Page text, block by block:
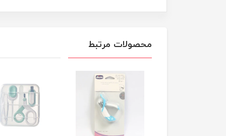
محصولات مرتبط